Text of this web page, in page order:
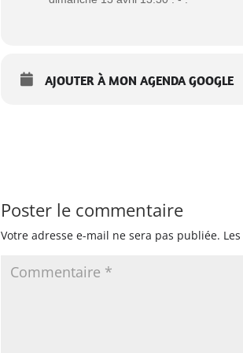
AJOUTER À MON AGENDA GOOGLE
Poster le commentaire
Votre adresse e-mail ne sera pas publiée.